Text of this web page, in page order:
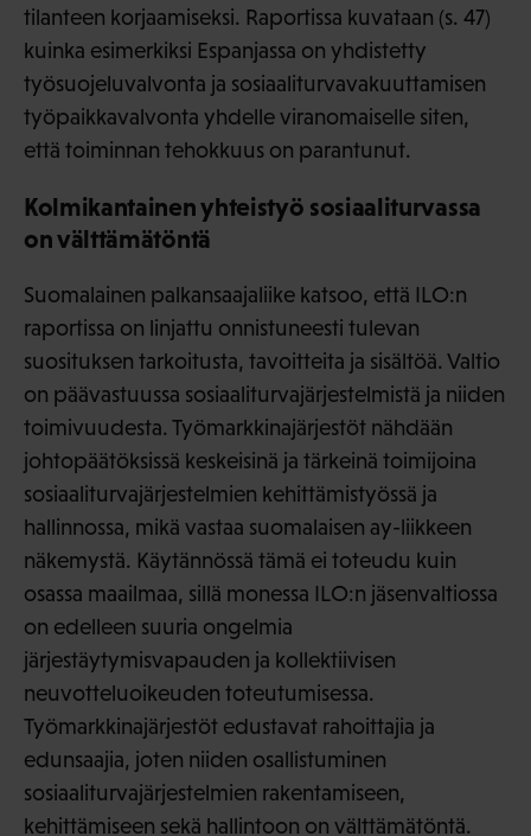
tilanteen korjaamiseksi. Raportissa kuvataan (s. 47)
kuinka esimerkiksi Espanjassa on yhdistetty
työsuojeluvalvonta ja sosiaaliturvavakuuttamisen
työpaikkavalvonta yhdelle viranomaiselle siten,
että toiminnan tehokkuus on parantunut.
Kolmikantainen yhteistyö sosiaaliturvassa
on välttämätöntä
Suomalainen palkansaajaliike katsoo, että ILO:n
raportissa on linjattu onnistuneesti tulevan
suosituksen tarkoitusta, tavoitteita ja sisältöä. Valtio
on päävastuussa sosiaaliturvajärjestelmistä ja niiden
toimivuudesta. Työmarkkinajärjestöt nähdään
johtopäätöksissä keskeisinä ja tärkeinä toimijoina
sosiaaliturvajärjestelmien kehittämistyössä ja
hallinnossa, mikä vastaa suomalaisen ay-liikkeen
näkemystä. Käytännössä tämä ei toteudu kuin
osassa maailmaa, sillä monessa ILO:n jäsenvaltiossa
on edelleen suuria ongelmia
järjestäytymisvapauden ja kollektiivisen
neuvotteluoikeuden toteutumisessa.
Työmarkkinajärjestöt edustavat rahoittajia ja
edunsaajia, joten niiden osallistuminen
sosiaaliturvajärjestelmien rakentamiseen,
kehittämiseen sekä hallintoon on välttämätöntä.